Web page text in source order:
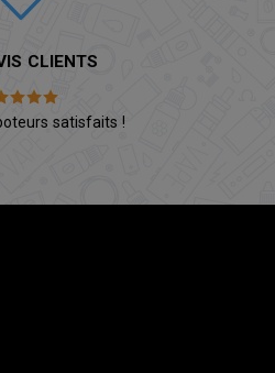
CLIENTS
satisfaits !